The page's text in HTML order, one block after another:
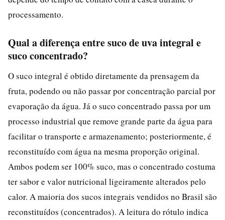
processamento.
Qual a diferença entre suco de uva integral e
suco concentrado?
O suco integral é obtido diretamente da prensagem da
fruta, podendo ou não passar por concentração parcial por
evaporação da água. Já o suco concentrado passa por um
processo industrial que remove grande parte da água para
facilitar o transporte e armazenamento; posteriormente, é
reconstituído com água na mesma proporção original.
Ambos podem ser 100% suco, mas o concentrado costuma
ter sabor e valor nutricional ligeiramente alterados pelo
calor. A maioria dos sucos integrais vendidos no Brasil são
reconstituídos (concentrados). A leitura do rótulo indica